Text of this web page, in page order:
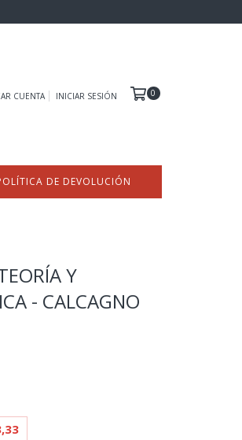
CUENTA INICIAR SESIÓN 0
DE DEVOLUCIÓN
Y
- CALCAGNO